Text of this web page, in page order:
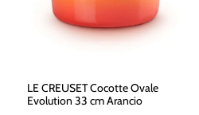
LE CREUSET Cocotte Ovale
Evolution 33 cm Arancio